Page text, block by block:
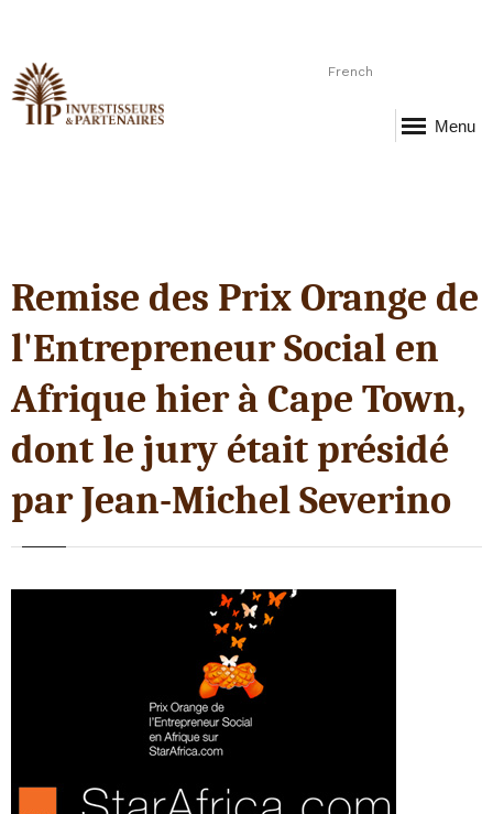
French
Menu
Remise des Prix Orange de
l'Entrepreneur Social en
Afrique hier à Cape Town,
dont le jury était présidé
par Jean-Michel Severino